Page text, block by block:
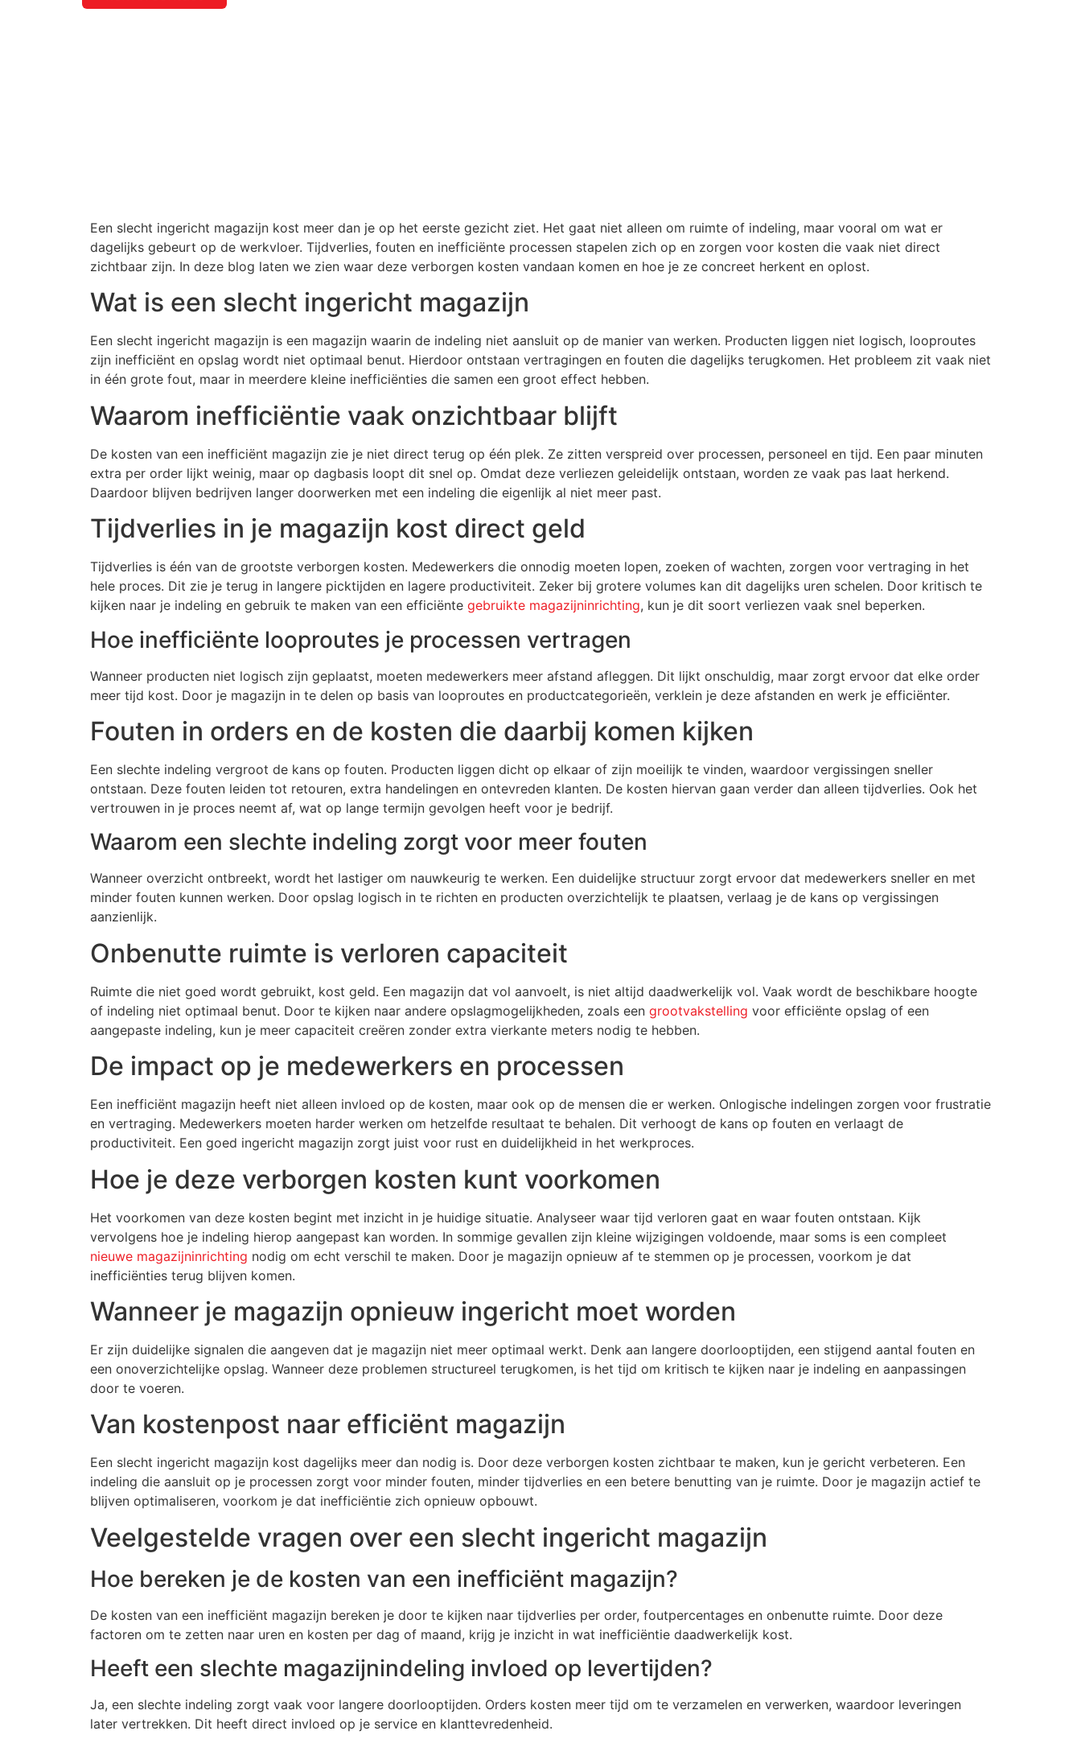
Een slecht ingericht magazijn kost meer dan je op het eerste gezicht ziet. Het gaat niet alleen om ruimte of indeling, maar vooral om wat er
dagelijks gebeurt op de werkvloer. Tijdverlies, fouten en inefficiënte processen stapelen zich op en zorgen voor kosten die vaak niet direct
zichtbaar zijn. In deze blog laten we zien waar deze verborgen kosten vandaan komen en hoe je ze concreet herkent en oplost.
Wat is een slecht ingericht magazijn
Een slecht ingericht magazijn is een magazijn waarin de indeling niet aansluit op de manier van werken. Producten liggen niet logisch, looproutes
zijn inefficiënt en opslag wordt niet optimaal benut. Hierdoor ontstaan vertragingen en fouten die dagelijks terugkomen. Het probleem zit vaak niet
in één grote fout, maar in meerdere kleine inefficiënties die samen een groot effect hebben.
Waarom inefficiëntie vaak onzichtbaar blijft
De kosten van een inefficiënt magazijn zie je niet direct terug op één plek. Ze zitten verspreid over processen, personeel en tijd. Een paar minuten
extra per order lijkt weinig, maar op dagbasis loopt dit snel op. Omdat deze verliezen geleidelijk ontstaan, worden ze vaak pas laat herkend.
Daardoor blijven bedrijven langer doorwerken met een indeling die eigenlijk al niet meer past.
Tijdverlies in je magazijn kost direct geld
Tijdverlies is één van de grootste verborgen kosten. Medewerkers die onnodig moeten lopen, zoeken of wachten, zorgen voor vertraging in het
hele proces. Dit zie je terug in langere picktijden en lagere productiviteit. Zeker bij grotere volumes kan dit dagelijks uren schelen. Door kritisch te
kijken naar je indeling en gebruik te maken van een efficiënte gebruikte magazijninrichting, kun je dit soort verliezen vaak snel beperken.
Hoe inefficiënte looproutes je processen vertragen
Wanneer producten niet logisch zijn geplaatst, moeten medewerkers meer afstand afleggen. Dit lijkt onschuldig, maar zorgt ervoor dat elke order
meer tijd kost. Door je magazijn in te delen op basis van looproutes en productcategorieën, verklein je deze afstanden en werk je efficiënter.
Fouten in orders en de kosten die daarbij komen kijken
Een slechte indeling vergroot de kans op fouten. Producten liggen dicht op elkaar of zijn moeilijk te vinden, waardoor vergissingen sneller
ontstaan. Deze fouten leiden tot retouren, extra handelingen en ontevreden klanten. De kosten hiervan gaan verder dan alleen tijdverlies. Ook het
vertrouwen in je proces neemt af, wat op lange termijn gevolgen heeft voor je bedrijf.
Waarom een slechte indeling zorgt voor meer fouten
Wanneer overzicht ontbreekt, wordt het lastiger om nauwkeurig te werken. Een duidelijke structuur zorgt ervoor dat medewerkers sneller en met
minder fouten kunnen werken. Door opslag logisch in te richten en producten overzichtelijk te plaatsen, verlaag je de kans op vergissingen
aanzienlijk.
Onbenutte ruimte is verloren capaciteit
Ruimte die niet goed wordt gebruikt, kost geld. Een magazijn dat vol aanvoelt, is niet altijd daadwerkelijk vol. Vaak wordt de beschikbare hoogte
of indeling niet optimaal benut. Door te kijken naar andere opslagmogelijkheden, zoals een grootvakstelling voor efficiënte opslag of een
aangepaste indeling, kun je meer capaciteit creëren zonder extra vierkante meters nodig te hebben.
De impact op je medewerkers en processen
Een inefficiënt magazijn heeft niet alleen invloed op de kosten, maar ook op de mensen die er werken. Onlogische indelingen zorgen voor frustratie
en vertraging. Medewerkers moeten harder werken om hetzelfde resultaat te behalen. Dit verhoogt de kans op fouten en verlaagt de
productiviteit. Een goed ingericht magazijn zorgt juist voor rust en duidelijkheid in het werkproces.
Hoe je deze verborgen kosten kunt voorkomen
Het voorkomen van deze kosten begint met inzicht in je huidige situatie. Analyseer waar tijd verloren gaat en waar fouten ontstaan. Kijk
vervolgens hoe je indeling hierop aangepast kan worden. In sommige gevallen zijn kleine wijzigingen voldoende, maar soms is een compleet
nieuwe magazijninrichting nodig om echt verschil te maken. Door je magazijn opnieuw af te stemmen op je processen, voorkom je dat
inefficiënties terug blijven komen.
Wanneer je magazijn opnieuw ingericht moet worden
Er zijn duidelijke signalen die aangeven dat je magazijn niet meer optimaal werkt. Denk aan langere doorlooptijden, een stijgend aantal fouten en
een onoverzichtelijke opslag. Wanneer deze problemen structureel terugkomen, is het tijd om kritisch te kijken naar je indeling en aanpassingen
door te voeren.
Van kostenpost naar efficiënt magazijn
Een slecht ingericht magazijn kost dagelijks meer dan nodig is. Door deze verborgen kosten zichtbaar te maken, kun je gericht verbeteren. Een
indeling die aansluit op je processen zorgt voor minder fouten, minder tijdverlies en een betere benutting van je ruimte. Door je magazijn actief te
blijven optimaliseren, voorkom je dat inefficiëntie zich opnieuw opbouwt.
Veelgestelde vragen over een slecht ingericht magazijn
Hoe bereken je de kosten van een inefficiënt magazijn?
De kosten van een inefficiënt magazijn bereken je door te kijken naar tijdverlies per order, foutpercentages en onbenutte ruimte. Door deze
factoren om te zetten naar uren en kosten per dag of maand, krijg je inzicht in wat inefficiëntie daadwerkelijk kost.
Heeft een slechte magazijnindeling invloed op levertijden?
Ja, een slechte indeling zorgt vaak voor langere doorlooptijden. Orders kosten meer tijd om te verzamelen en verwerken, waardoor leveringen
later vertrekken. Dit heeft direct invloed op je service en klanttevredenheid.